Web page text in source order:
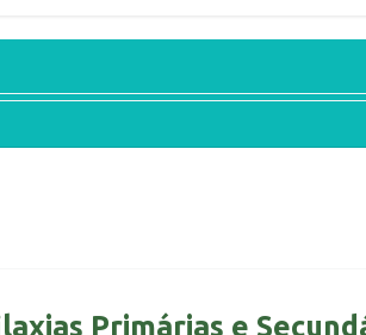
Primárias e